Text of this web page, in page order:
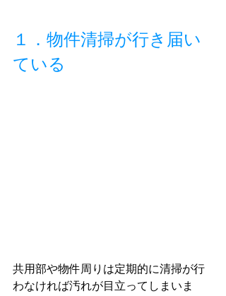
１．物件清掃が行き届い
ている
共用部や物件周りは定期的に清掃が行
わなければ汚れが目立ってしまいま